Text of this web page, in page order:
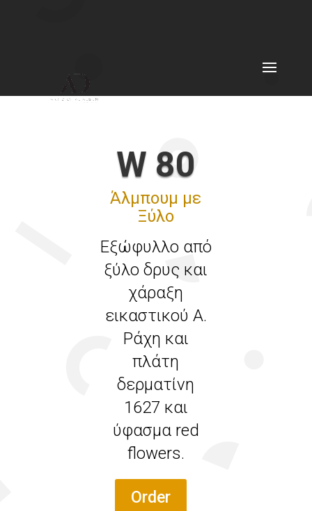
W 80
Άλμπουμ με
Ξύλο
Εξώφυλλο από
ξύλο δρυς και
χάραξη
εικαστικού Α.
Ράχη και
πλάτη
δερματίνη
1627 και
ύφασμα red
flowers.
Order